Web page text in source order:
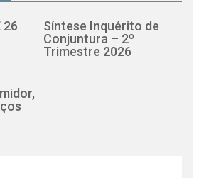
26
Síntese Inquérito de
Conjuntura – 2º
Trimestre 2026